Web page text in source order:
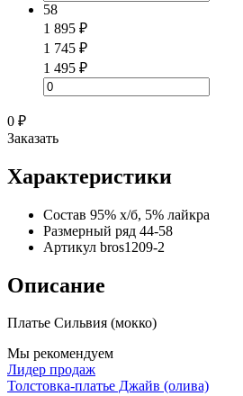
58
1 895 ₽
1 745 ₽
1 495 ₽
0 ₽
Заказать
Характеристики
Состав 95% х/б, 5% лайкра
Размерный ряд 44-58
Артикул bros1209-2
Описание
Платье Сильвия (мокко)
Мы рекомендуем
Лидер продаж
Толстовка-платье Джайв (олива)